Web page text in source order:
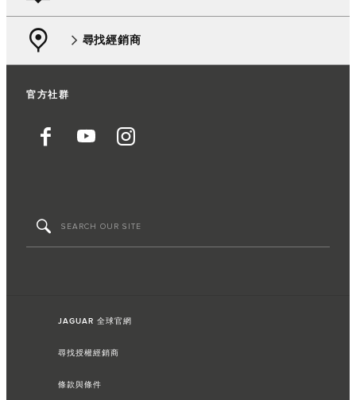
尋找經銷商
官方社群
JAGUAR 全球官網
尋找授權經銷商
條款與條件